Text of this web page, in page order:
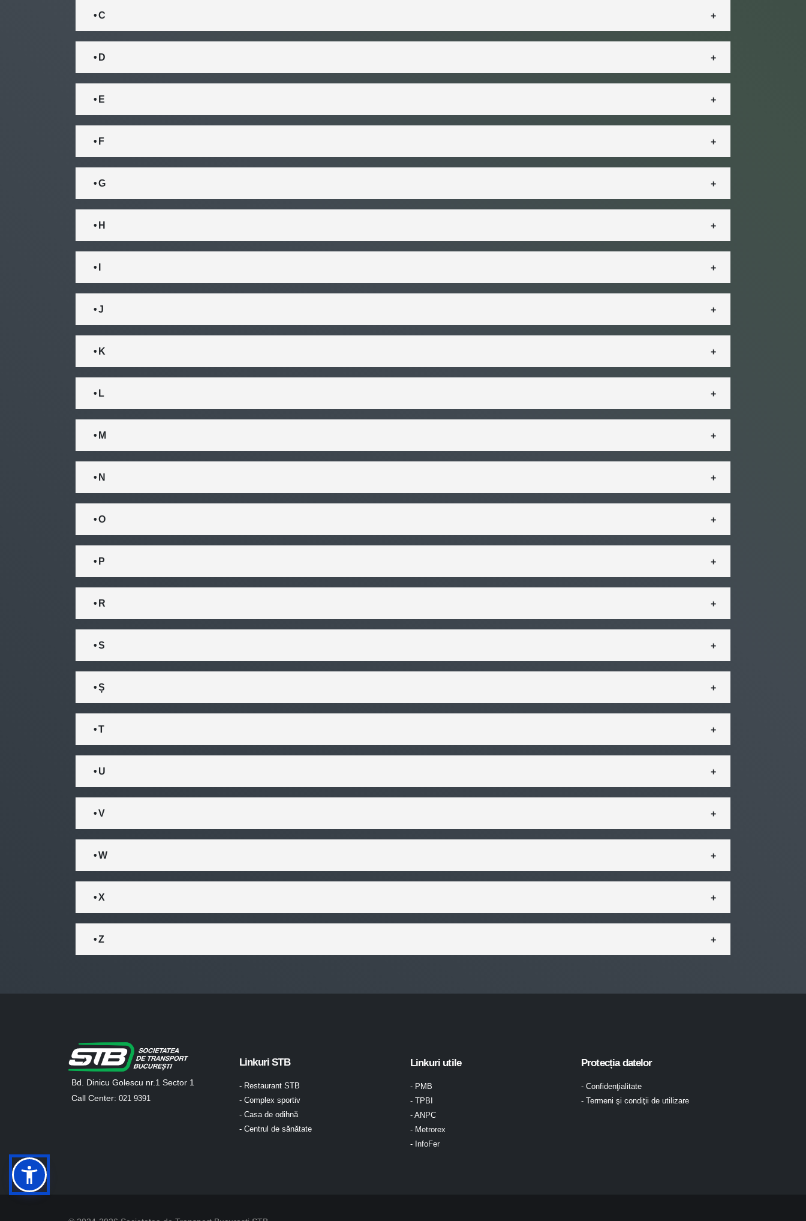
• C
• D
• E
• F
• G
• H
• I
• J
• K
• L
• M
• N
• O
• P
• R
• S
• Ș
• T
• U
• V
• W
• X
• Z
Bd. Dinicu Golescu nr.1 Sector 1
Call Center: 021 9391
Linkuri STB
- Restaurant STB
- Complex sportiv
- Casa de odihnă
- Centrul de sănătate
Linkuri utile
- PMB
- TPBI
- ANPC
- Metrorex
- InfoFer
Protecția datelor
- Confidenţialitate
- Termeni şi condiţii de utilizare